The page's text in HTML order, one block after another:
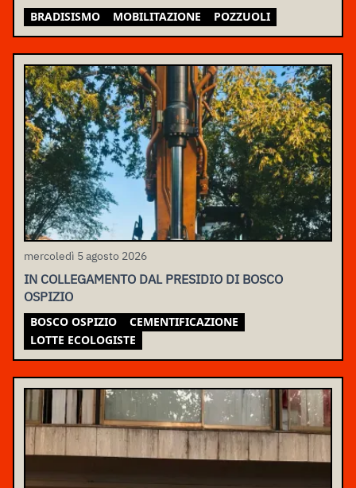
BRADISISMO MOBILITAZIONE POZZUOLI
mercoledì 5 agosto 2026
IN COLLEGAMENTO DAL PRESIDIO DI BOSCO
OSPIZIO
BOSCO OSPIZIO
CEMENTIFICAZIONE
LOTTE ECOLOGISTE